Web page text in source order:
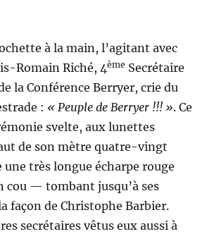
à la main, l’agitant avec
Romain Riché, 4ème Secrétaire
la Conférence Berryer, crie du
: « Peuple de Berryer !!! ». Ce
svelte, aux lunettes
de son mètre quatre-vingt
très longue écharpe rouge
cou — tombant jusqu’à ses
façon de Christophe Barbier.
secrétaires vêtus eux aussi à